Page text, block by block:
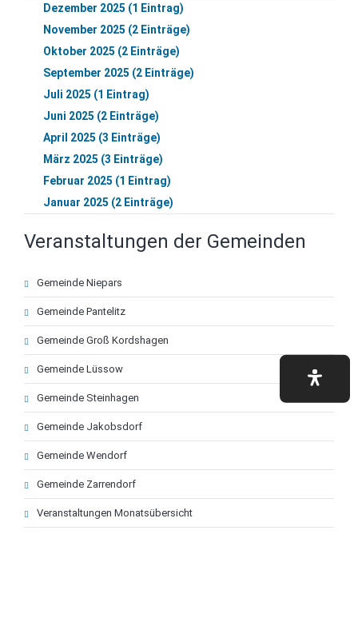
Dezember 2025 (1 Eintrag)
November 2025 (2 Einträge)
Oktober 2025 (2 Einträge)
September 2025 (2 Einträge)
Juli 2025 (1 Eintrag)
Juni 2025 (2 Einträge)
April 2025 (3 Einträge)
März 2025 (3 Einträge)
Februar 2025 (1 Eintrag)
Januar 2025 (2 Einträge)
Veranstaltungen der Gemeinden
Navigation
überspringen
Gemeinde Niepars
Gemeinde Pantelitz
Gemeinde Groß Kordshagen
Gemeinde Lüssow
Gemeinde Steinhagen
Gemeinde Jakobsdorf
Gemeinde Wendorf
Gemeinde Zarrendorf
Veranstaltungen Monatsübersicht